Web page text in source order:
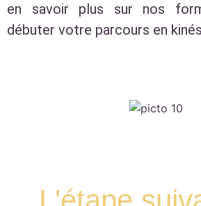
en savoir plus sur nos
débuter votre parcours en